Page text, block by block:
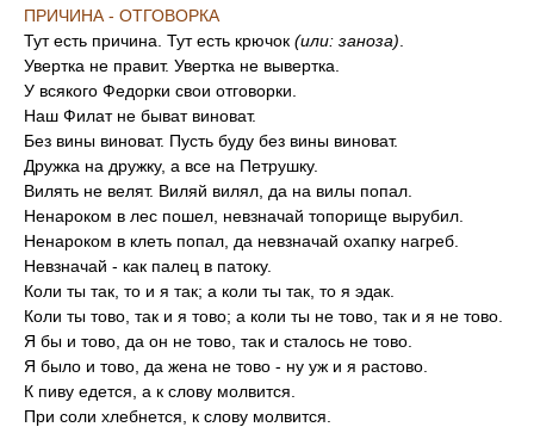
ПРИЧИНА - ОТГОВОРКА
Тут есть причина. Тут есть крючок (или: заноза)
Увертка не правит. Увертка не вывертка.
У всякого Федорки свои отговорки.
Наш Филат не быват виноват.
Без вины виноват. Пусть буду без вины виноват.
Дружка на дружку, а все на Петрушку.
Вилять не велят. Виляй вилял, да на вилы попал.
Ненароком в лес пошел, невзначай топорище вырубил.
Ненароком в клеть попал, да невзначай охапку нагреб.
Невзначай - как палец в патоку.
Коли ты так, то и я так; а коли ты так, то я эдак.
Коли ты тово, так и я тово; а коли ты не тово, так и я не тово.
Я бы и тово, да он не тово, так и сталось не тово.
Я было и тово, да жена не тово - ну уж и я растово.
К пиву едется, а к слову молвится.
При соли хлебнется, к слову молвится.